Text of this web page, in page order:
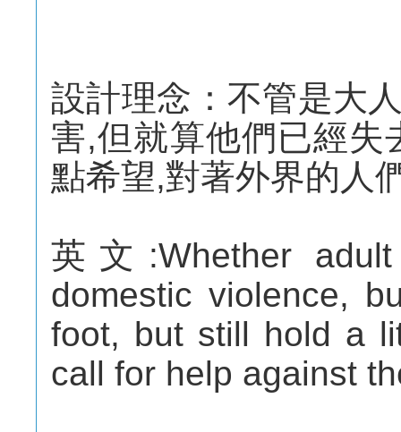
設計理念：不管是大
害,但就算他們已經失
點希望,對著外界的人
英文:Whether
domestic violence,
foot, but still hold a
call for help against